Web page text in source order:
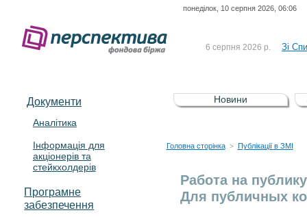
понеділок, 10 серпня 2026, 06:06
6 серпня 2026 р. Зі
5 серпня 2026 р.
Зі
UA4000232607)
4 серпня 2026 р.
До
Документи
Аналітика
Інформація для
акціонерів та
стейкхолдерів
Програмне
забезпечення
Новини
Головна сторінка > Публікації в ЗМІ
Работа на публику
Для публичных